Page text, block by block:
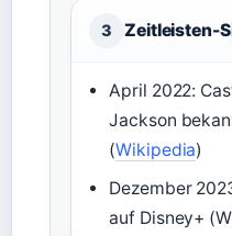
3 Zeitleisten-
April 2022:
Jackson
(Wikipedia)
Dezember
auf Disney+